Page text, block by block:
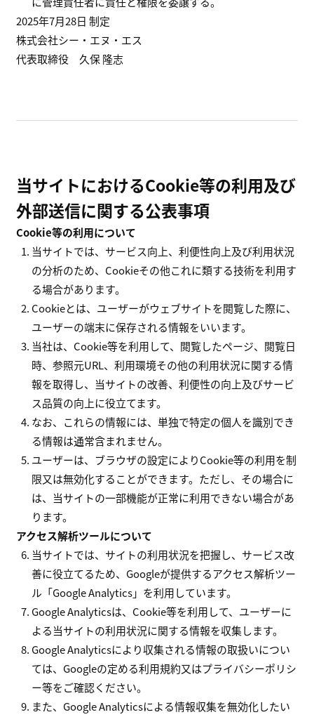
2025年7月28日 制定
株式会社シー・エヌ・エス
代表取締役 久保 隆志
当サイトにおけるCookie等の利用及び
外部送信に関する公表事項
Cookie等の利用について
当サイトでは、サービス向上、利便性向上及び利用状況
の分析のため、Cookieその他これに類する技術を利用す
る場合があります。
Cookieとは、ユーザーがウェブサイトを閲覧した際に、
ユーザーの端末に保存される情報をいいます。
当社は、Cookie等を利用して、閲覧したページ、閲覧日
時、参照元URL、利用環境その他の利用状況に関する情
報を取得し、当サイトの改善、利便性の向上及びサービ
ス品質の向上に役立てます。
なお、これらの情報には、単独で特定の個人を識別でき
る情報は通常含まれません。
ユーザーは、ブラウザの設定によりCookie等の利用を制
限又は無効化することができます。ただし、その場合に
は、当サイトの一部機能が正常に利用できない場合があ
ります。
アクセス解析ツールについて
当サイトでは、サイトの利用状況を把握し、サービス改
善に役立てるため、Googleが提供するアクセス解析ツー
ル「Google Analytics」を利用しています。
Google Analyticsは、Cookie等を利用して、ユーザーに
よる当サイトの利用状況に関する情報を収集します。
Google Analyticsにより収集される情報の取扱いについ
ては、Googleの定める利用規約又はプライバシーポリシ
ー等をご確認ください。
また、Google Analyticsによる情報収集を無効化したい